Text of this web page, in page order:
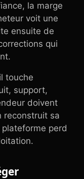
la marge
voit une
ensuite de
qui
touche
support,
doivent
reconstruit sa
perd